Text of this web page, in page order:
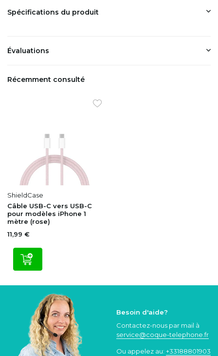
Spécifications du produit
Évaluations
Récemment consulté
ShieldCase
Câble USB-C vers USB-C
pour modèles iPhone 1
mètre (rose)
11,99 €
Besoin d'aide?
Contactez-nous par mail à
service@coque-telephone.fr
Ou appelez au: +33188801903